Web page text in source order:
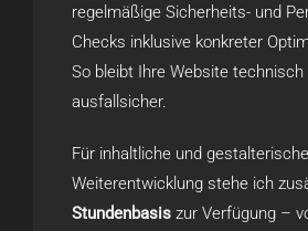
regelmäßige Sicherheits- und
Checks inklusive konkreter
So bleibt Ihre Website technisch
ausfallsicher.
Für inhaltliche und gestalterische
Weiterentwicklung stehe ich
Stundenbasis zur Verfügung –